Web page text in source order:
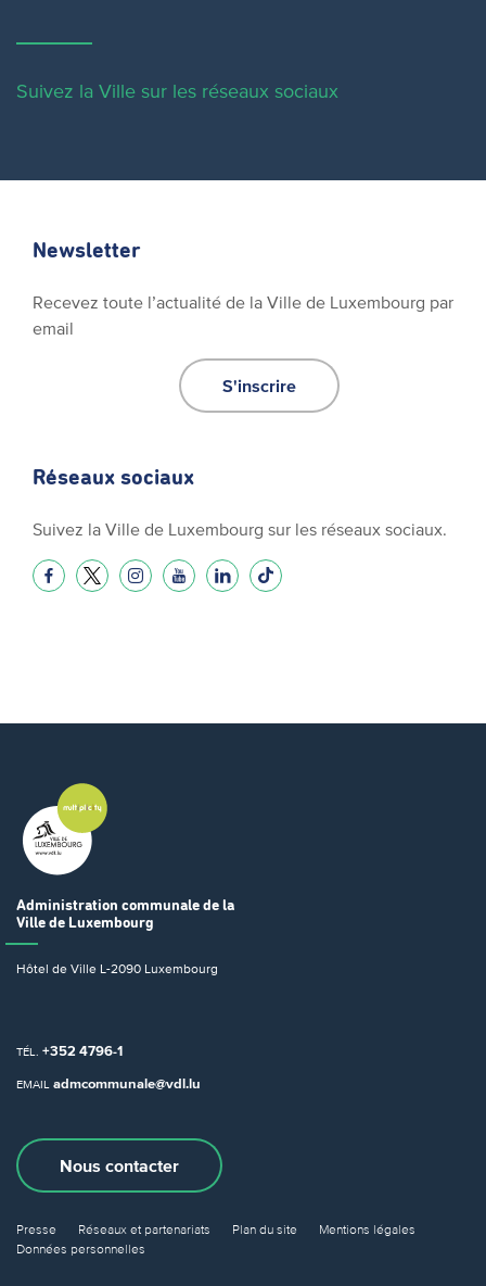
Suivez la Ville sur les réseaux sociaux
Newsletter
Recevez toute l’actualité de la Ville de Luxembourg par
email
S'inscrire
Réseaux sociaux
Suivez la Ville de Luxembourg sur les réseaux sociaux.
Administration communale de la
Ville de Luxembourg
Hôtel de Ville L-2090 Luxembourg
TÉL. +352 4796-1
EMAIL admcommunale@vdl.lu
Nous contacter
Presse Réseaux et partenariats Plan du site
Mentions légales
Données personnelles